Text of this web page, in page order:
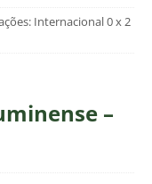
Internacional 0 x 2
–